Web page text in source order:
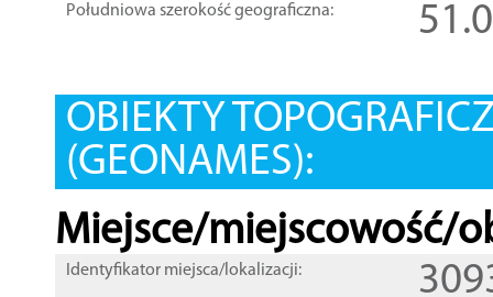
Południowa szerokość geograficzna:
OBIEKTY
(GEONAMES):
Miejsce/miejscowość/
Identyfikator miejsca/lokalizacji: